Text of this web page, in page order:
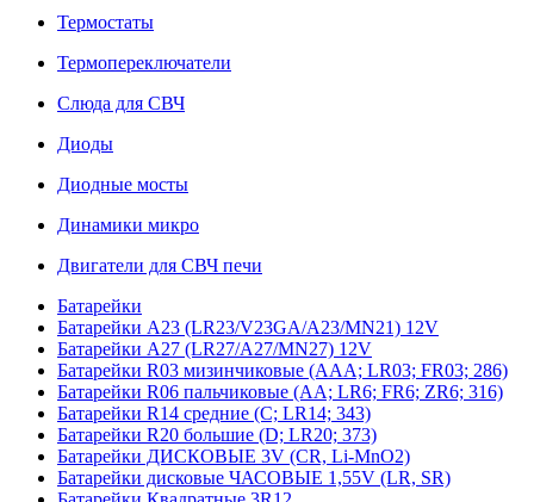
Термостаты
Термопереключатели
Слюда для СВЧ
Диоды
Диодные мосты
Динамики микро
Двигатели для СВЧ печи
Батарейки
Батарейки A23 (LR23/V23GA/A23/MN21) 12V
Батарейки A27 (LR27/A27/MN27) 12V
Батарейки R03 мизинчиковые (AAA; LR03; FR03; 286)
Батарейки R06 пальчиковые (AA; LR6; FR6; ZR6; 316)
Батарейки R14 средние (C; LR14; 343)
Батарейки R20 большие (D; LR20; 373)
Батарейки ДИСКОВЫЕ 3V (CR, Li-MnO2)
Батарейки дисковые ЧАСОВЫЕ 1,55V (LR, SR)